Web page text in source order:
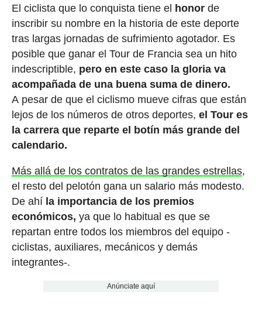
El ciclista que lo conquista tiene el honorde
inscribir su nombre en la historia de este deporte
tras largas jornadas de sufrimiento agotador. Es
posible que ganar el Tour de Francia sea un hito
indescriptible, pero en este caso la gloria va
acompañada de una buena suma de dinero.
A pesar de que el ciclismo mueve cifras que están
lejos de los números de otros deportes, el Tour es
la carrera que reparte el botín más grande del
calendario.
Más allá de los contratos de las grandes estrellas,
el resto del pelotón gana un salario más modesto.
De ahí la importancia de los premios
económicos, ya que lo habitual es que se
repartan entre todos los miembros del equipo -
ciclistas, auxiliares, mecánicos y demás
integrantes-.
Anúnciate aquí